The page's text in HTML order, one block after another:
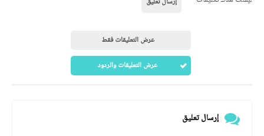
عرض التعليقات فقط
عرض التعليقات والردود
إرسال تعليق